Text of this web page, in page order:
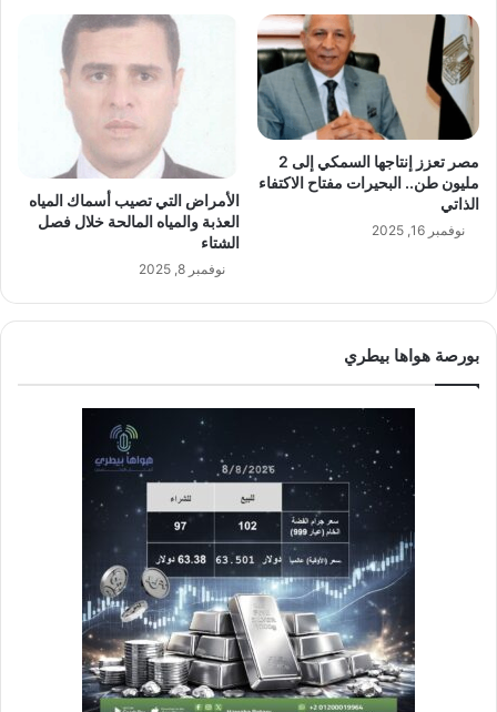
مصر تعزز إنتاجها السمكي إلى 2
مليون طن.. البحيرات مفتاح الاكتفاء
الذاتي
نوفمبر 16, 2025
الأمراض التي تصيب أسماك المياه
العذبة والمياه المالحة خلال فصل
الشتاء
نوفمبر 8, 2025
بورصة هواها بيطري